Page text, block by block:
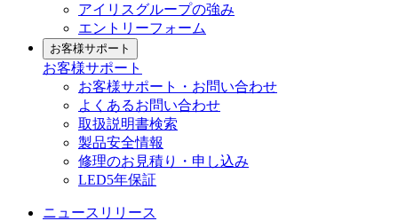
アイリスグループの強み
エントリーフォーム
お客様サポート
お客様サポート
お客様サポート・お問い合わせ
よくあるお問い合わせ
取扱説明書検索
製品安全情報
修理のお見積り・申し込み
LED5年保証
ニュースリリース